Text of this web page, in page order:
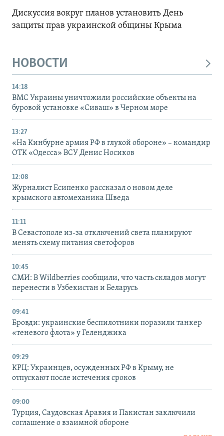
Дискуссия вокруг планов установить День
защиты прав украинской общины Крыма
НОВОСТИ
14:18
ВМС Украины уничтожили российские объекты на
буровой установке «Сиваш» в Черном море
13:27
«На Кинбурне армия РФ в глухой обороне» – командир
ОТК «Одесса» ВСУ Денис Носиков
12:08
Журналист Есипенко рассказал о новом деле
крымского автомеханика Шведа
11:11
В Севастополе из-за отключений света планируют
менять схему питания светофоров
10:45
СМИ: В Wildberries сообщили, что часть складов могут
перенести в Узбекистан и Беларусь
09:41
Бровди: украинские беспилотники поразили танкер
«теневого флота» у Геленджика
09:29
КРЦ: Украинцев, осужденных РФ в Крыму, не
отпускают после истечения сроков
09:00
Турция, Саудовская Аравия и Пакистан заключили
соглашение о взаимной обороне